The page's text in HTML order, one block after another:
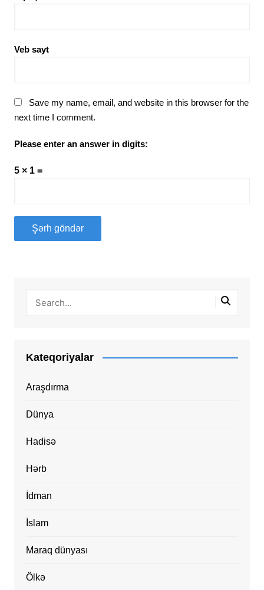
Veb sayt
Save my name, email, and website in this browser for the
next time I comment.
Please enter an answer in digits:
5 × 1 =
Kateqoriyalar
Araşdırma
Dünya
Hadisə
Hərb
İdman
İslam
Maraq dünyası
Ölkə